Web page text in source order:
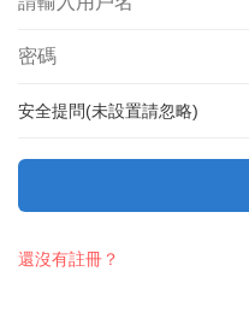
安全提問(未設置請忽略)
還沒有註冊？